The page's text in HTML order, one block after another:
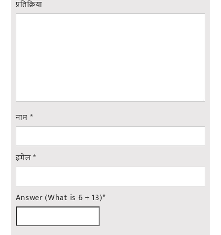
प्रतिक्रिया
नाम *
इमेल*
Answer (What is 6 + 13)*